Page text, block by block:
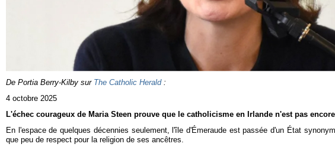
De Portia Berry-Kilby sur The Catholic Herald:
4 octobre 2025
L'échec courageux de Maria Steen prouve que le catholicisme en Irlande n'est pas
En l'espace de quelques décennies seulement, l'île d'Émeraude est passée d'un État
que peu de respect pour la religion de ses ancêtres.